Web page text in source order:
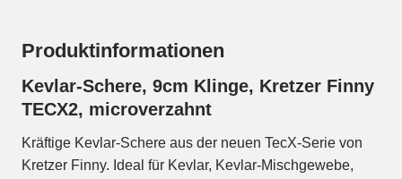
Produktinformationen
Kevlar-Schere, 9cm Klinge, Kretzer Finny
TECX2, microverzahnt
Kräftige Kevlar-Schere aus der neuen TecX-Serie von
Kretzer Finny. Ideal für Kevlar, Kevlar-Mischgewebe,